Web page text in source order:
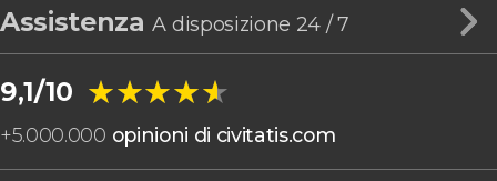
AssistenzaA disposizione 24 / 7
9,1/10 ★★★★★
★★★★★
+5.000.000 opinioni di civitatis.com